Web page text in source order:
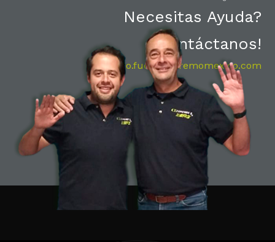
Necesitas Ayuda?
Contáctanos!
santiago.fuentes@remomexico.com